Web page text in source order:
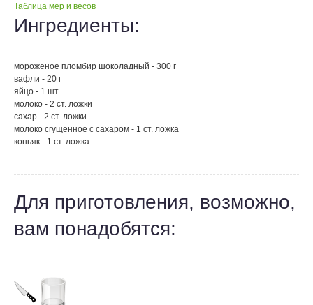
Таблица мер и весов
Ингредиенты:
мороженое пломбир шоколадный - 300 г
вафли - 20 г
яйцо - 1 шт.
молоко - 2 ст. ложки
сахар - 2 ст. ложки
молоко сгущенное с сахаром - 1 ст. ложка
коньяк - 1 ст. ложка
Для приготовления, возможно,
вам понадобятся: